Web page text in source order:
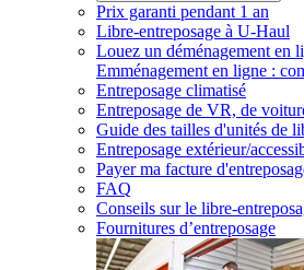
Prix garanti pendant 1 an
Libre-entreposage à U-Haul
Louez un déménagement en
Emménagement en ligne :
Entreposage climatisé
Entreposage de VR, de
Guide des tailles d'unités de
Entreposage extérieur/
Payer ma facture
FAQ
Conseils sur le libre-
Fournitures d’entreposage